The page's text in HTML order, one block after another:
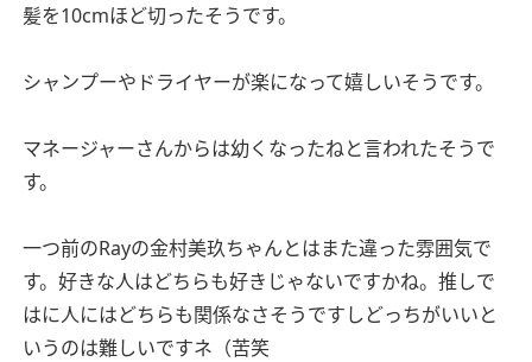
髪を10cmほど切ったそうです。
シャンプーやドライヤーが楽になって嬉しいそうです。
マネージャーさんからは幼くなったねと言われたそうで
す。
一つ前のRayの金村美玖ちゃんとはまた違った雰囲気で
す。好きな人はどちらも好きじゃないですかね。推しで
はに人にはどちらも関係なさそうですしどっちがいいと
いうのは難しいですネ（苦笑